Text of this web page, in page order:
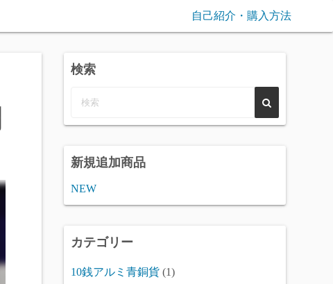
自己紹介・購入方法
検索
新規追加商品
NEW
カテゴリー
10銭アルミ青銅貨 (1)